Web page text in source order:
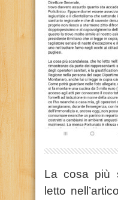
La cosa più
letto